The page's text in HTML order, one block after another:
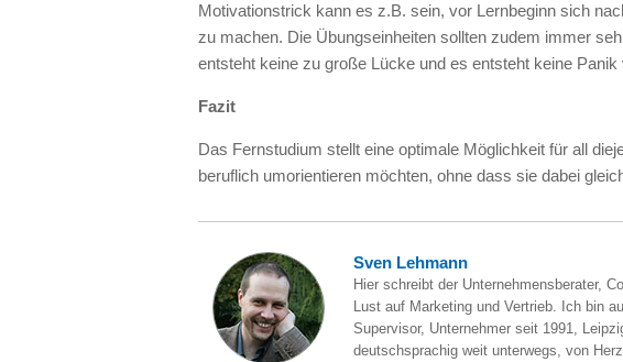
Motivationstrick kann es z.B. sein, vor Lernbeginn sich
zu machen. Die Übungseinheiten sollten zudem immer
entsteht keine zu große Lücke und es entsteht keine Panik
Fazit
Das Fernstudium stellt eine optimale Möglichkeit für all
beruflich umorientieren möchten, ohne dass sie dabei
Sven Lehmann
Hier schreibt der Unternehmensberater,
Lust auf Marketing und Vertrieb. Ich bin
Supervisor, Unternehmer seit 1991,
deutschsprachig weit unterwegs, von